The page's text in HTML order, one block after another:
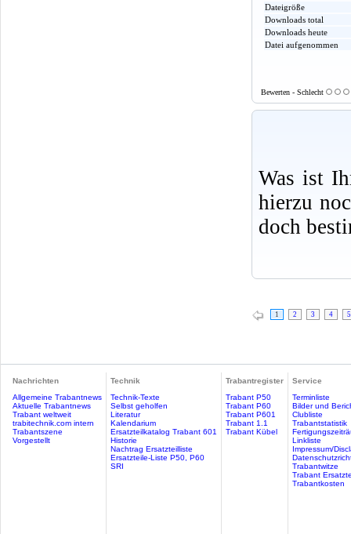
Dateigröße
Downloads total
Downloads heute
Datei aufgenommen
Bewerten - Schlecht
Was ist
hierzu
doch
1 2 3 4 5
Nachrichten
Allgemeine Trabantnews
Aktuelle Trabantnews
Trabant weltweit
trabitechnik.com intern
Trabantszene
Vorgestellt
Technik
Technik-Texte
Selbst geholfen
Literatur
Kalendarium
Ersatzteilkatalog Trabant 601
Historie
Nachtrag Ersatzteilliste
Ersatzteile-Liste P50, P60
SRI
Trabantregister
Trabant P50
Trabant P60
Trabant P601
Trabant 1.1
Trabant Kübel
Service
Terminliste
Bilder und
Clubliste
Trabantstatistik
Linkliste
Impressum/
Trabantwitze
Trabant
Trabantkosten